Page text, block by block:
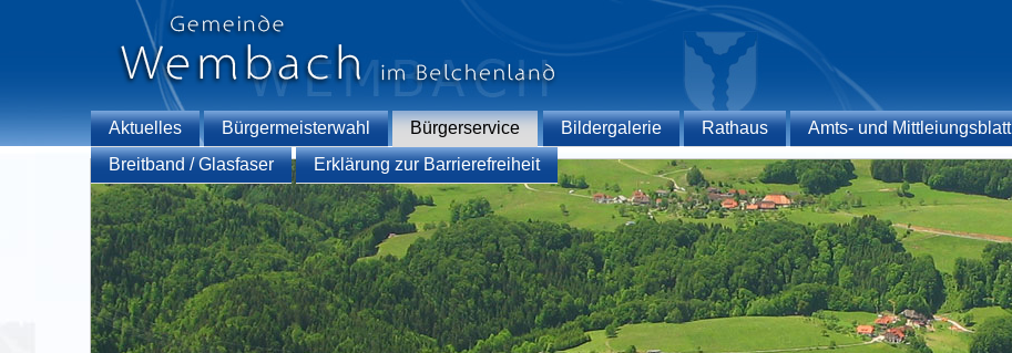
Aktuelles Bürgermeisterwahl Bürgerservice Bildergalerie Rathaus Amts- und Mittleiungsblatt
Breitband / Glasfaser
Erklärung zur Barrierefreiheit